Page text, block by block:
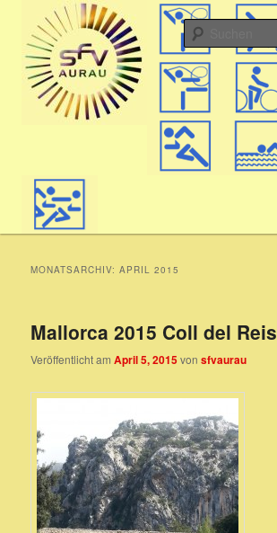
primären
Inhalt
springen
sekundären
Inhalt
springenSFV
aktiv in Aurau
Hauptmenü
MONATSARCHIV:APRIL 2015
Mallorca 2015 Coll del Reis
Veröffentlicht amApril 5, 2015vonsfvaurau